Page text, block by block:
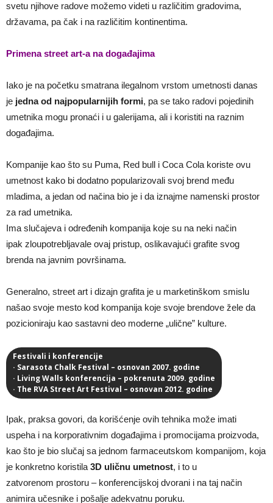
svetu njihove radove možemo videti u različitim gradovima,
državama, pa čak i na različitim kontinentima.
Primena street art-a na događajima
Iako je na početku smatrana ilegalnom vrstom umetnosti danas
je jedna od najpopularnijih formi, pa se tako radovi pojedinih
umetnika mogu pronaći i u galerijama, ali i koristiti na raznim
događajima.
Kompanije kao što su Puma, Red bull i Coca Cola koriste ovu
umetnost kako bi dodatno popularizovali svoj brend među
mladima, a jedan od načina bio je i da iznajme namenski prostor
za rad umetnika.
Ima slučajeva i određenih kompanija koje su na neki način
ipak zloupotrebljavale ovaj pristup, oslikavajući grafite svog
brenda na javnim površinama.
Generalno, street art i dizajn grafita je u marketinškom smislu
našao svoje mesto kod kompanija koje svoje brendove žele da
pozicioniraju kao sastavni deo moderne „ulične” kulture.
Festivali i konferencije
· Sarasota Chalk Festival – osnovan 2007. godine
· Living Walls konferencija – pokrenuta 2009. godine
· The RVA Street Art Festival – osnovan 2012. godine
Ipak, praksa govori, da korišćenje ovih tehnika može imati
uspeha i na korporativnim događajima i promocijama proizvoda,
kao što je bio slučaj sa jednom farmaceutskom kompanijom, koja
je konkretno koristila 3D uličnu umetnost, i to u
zatvorenom prostoru – konferencijskoj dvorani i na taj način
animira učesnike i pošalje adekvatnu poruku.